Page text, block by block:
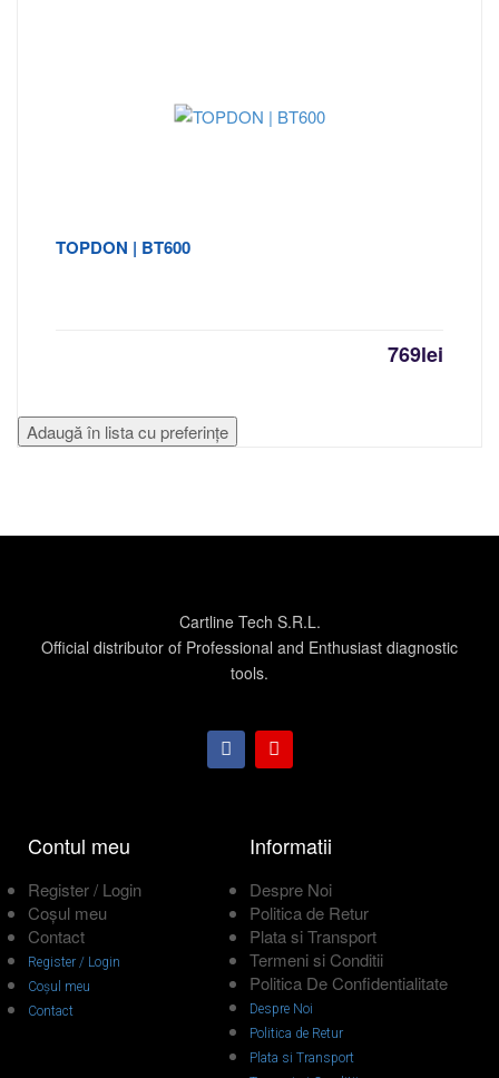
TOPDON | BT600
769lei
Adaugă în lista cu preferințe
Cartline Tech S.R.L.
Official distributor of Professional and Enthusiast diagnostic
tools.
Contul meu
Register / Login
Coșul meu
Contact
Register / Login
Coșul meu
Contact
Informatii
Despre Noi
Politica de Retur
Plata si Transport
Termeni si Conditii
Politica De Confidentialitate
Despre Noi
Politica de Retur
Plata si Transport